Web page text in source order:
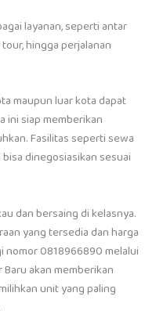
layanan, seperti antar
hingga perjalanan
maupun luar kota dapat
ini siap memberikan
Fasilitas seperti sewa
dinegosiasikan sesuai
dan bersaing di kelasnya.
yang tersedia dan harga
nomor 0818966890 melalui
akan memberikan
unit yang paling